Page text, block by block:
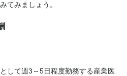
てみましょう。
して週3～5日程度勤務する産業医